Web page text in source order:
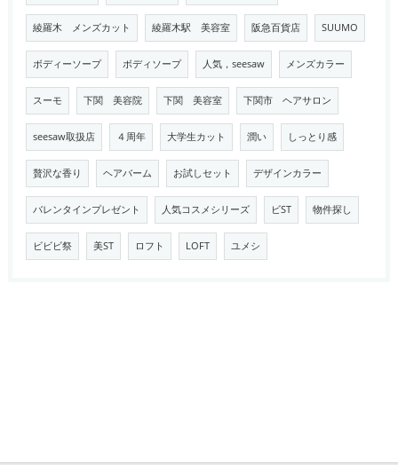
綾羅木 メンズカット 綾羅木駅 美容室 阪急百貨店 SUUMO
ボディーソープ ボディソープ 人気，seesaw メンズカラー
スーモ 下関 美容院 下関 美容室 下関市 ヘアサロン
seesaw取扱店 ４周年 大学生カット 潤い しっとり感
贅沢な香り ヘアバーム お試しセット デザインカラー
バレンタインプレゼント 人気コスメシリーズ ビST 物件探し
ビビビ祭 美ST ロフト LOFT ユメシ